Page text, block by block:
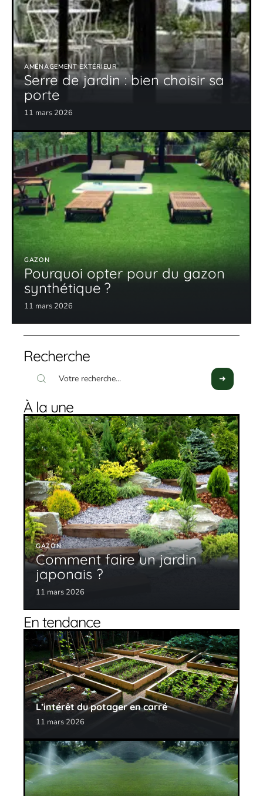
AMÉNAGEMENT EXTÉRIEUR
Serre de jardin : bien choisir sa
porte
11 mars 2026
GAZON
Pourquoi opter pour du gazon
synthétique ?
11 mars 2026
Recherche
À la une
GAZON
Comment faire un jardin
japonais ?
11 mars 2026
En tendance
L’intérêt du potager en carré
11 mars 2026